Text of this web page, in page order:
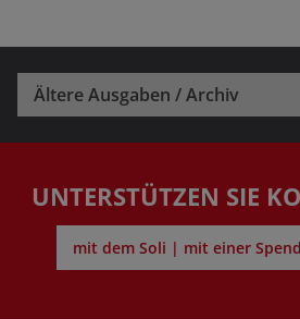
Ältere Ausgaben / Archiv
UNTERSTÜTZEN SIE
mit dem Soli | mit einer